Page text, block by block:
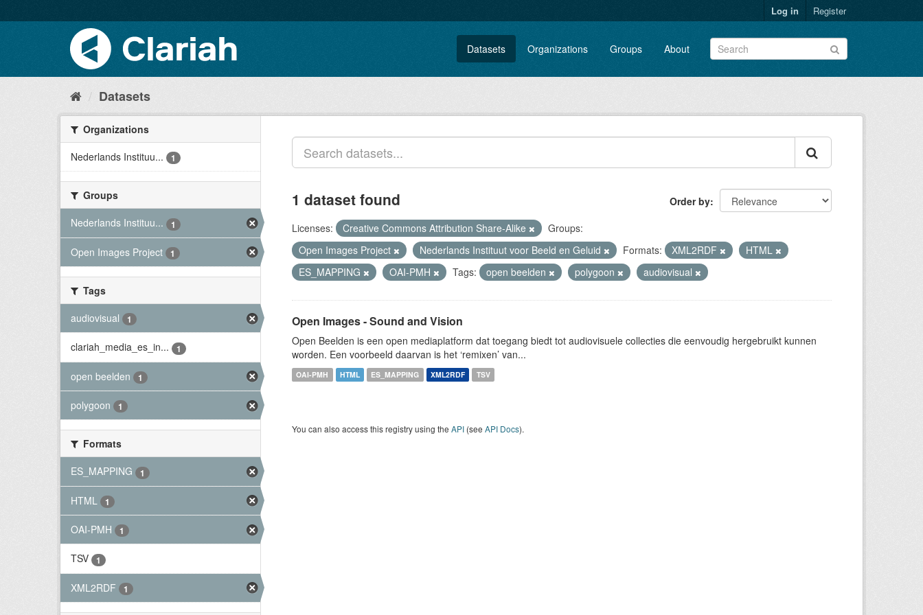
Log in Register
Datasets Organizations Groups About
Datasets
Organizations
Nederlands Instituu...
1
Groups
Nederlands Instituu...
1
Open Images Project 1
Tags
audiovisual
1
clariah_media_es_in... 1
open beelden 1
polygoon 1
Formats
ES_MAPPING
1
HTML 1
OAI-PMH 1
TSV 1
XML2RDF 1
Order by
1 dataset found
Licenses: Creative Commons Attribution Share-Alike
Groups:
Open Images Project
Nederlands Instituut voor Beeld en Geluid Formats: XML2RDF
HTML
ES_MAPPING
OAI-PMH Tags: open beelden polygoon audiovisual
Open Images - Sound and Vision
Open Beelden is een open mediaplatform dat toegang biedt tot audiovisuele collecties die eenvoudig hergebruikt kunnen
worden. Een voorbeeld daarvan is het ‘remixen’ van...
OAI-PMH HTML ES_MAPPING XML2RDF TSV
You can also access this registry using the API (see API Docs).